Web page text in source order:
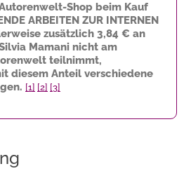
Shop beim Kauf
ARBEITEN ZUR INTERNEN
zusätzlich 3,84 € an
Mamani nicht am
teilnimmt,
diesem Anteil verschiedene
[1] [2] [3]